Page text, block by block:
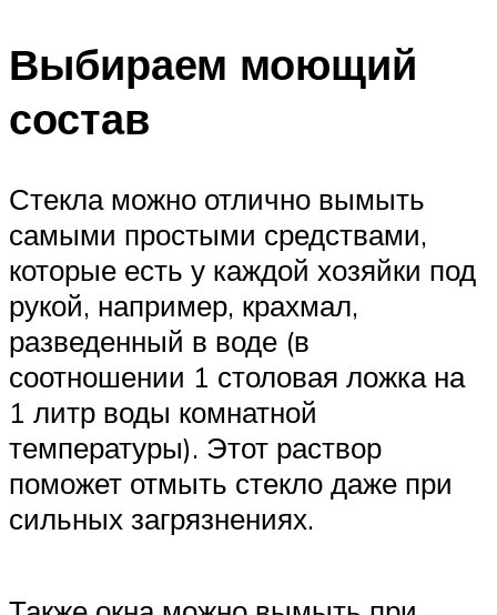
Выбираем моющий
состав
Стекла можно отлично вымыть
самыми простыми средствами,
которые есть у каждой хозяйки под
рукой, например, крахмал,
разведенный в воде (в
соотношении 1 столовая ложка на
1 литр воды комнатной
температуры). Этот раствор
поможет отмыть стекло даже при
сильных загрязнениях.